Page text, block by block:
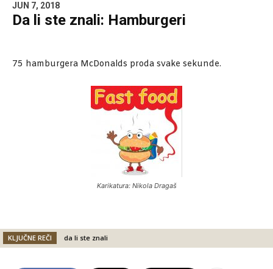
JUN 7, 2018
Da li ste znali: Hamburgeri
75 hamburgera McDonalds proda svake sekunde.
Karikatura: Nikola Dragaš
KLJUČNE REČI da li ste znali